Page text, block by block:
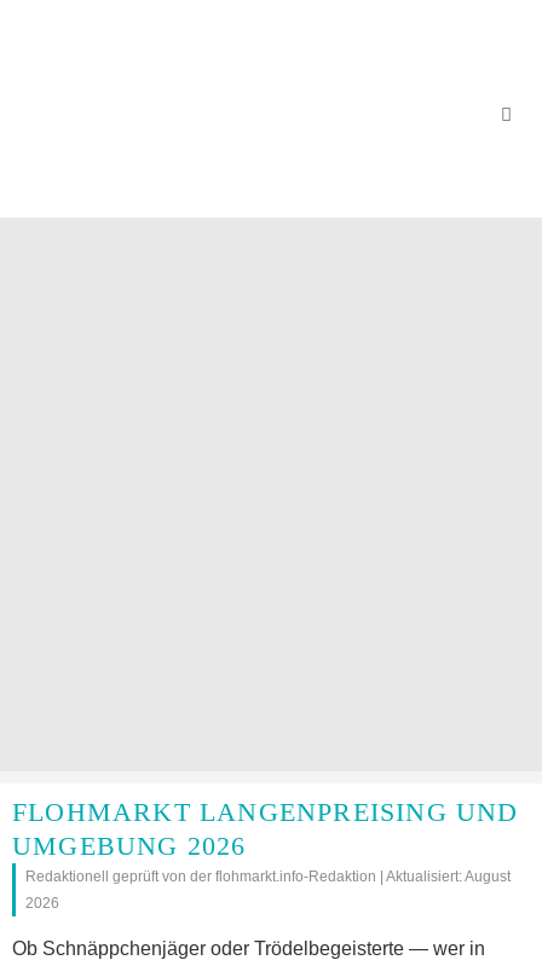
FLOHMARKT LANGENPREISING UND
UMGEBUNG 2026
Redaktionell geprüft von der flohmarkt.info-Redaktion | Aktualisiert: August
2026
Ob Schnäppchenjäger oder Trödelbegeisterte — wer in